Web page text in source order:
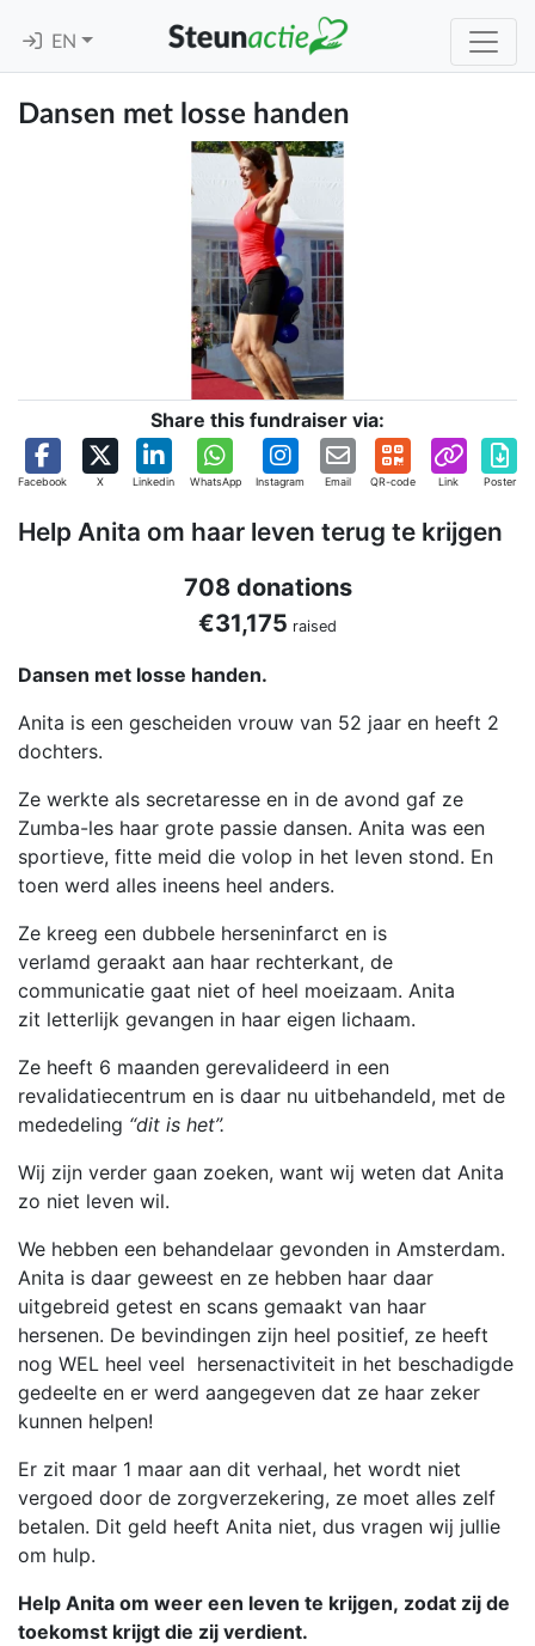
EN
Dansen met losse handen
Share this fundraiser via:
Facebook X Linkedin WhatsApp Instagram Email QR-code Link Poster
Help Anita om haar leven terug te krijgen
708 donations
€31,175 raised
Dansen met losse handen.
Anita is een gescheiden vrouw van 52 jaar en heeft 2
dochters.
Ze werkte als secretaresse en in de avond gaf ze
Zumba-les haar grote passie dansen. Anita was een
sportieve, fitte meid die volop in het leven stond. En
toen werd alles ineens heel anders.
Ze kreeg een dubbele herseninfarct en is
verlamd geraakt aan haar rechterkant, de
communicatie gaat niet of heel moeizaam. Anita
zit letterlijk gevangen in haar eigen lichaam.
Ze heeft 6 maanden gerevalideerd in een
revalidatiecentrum en is daar nu uitbehandeld, met de
mededeling “dit is het”.
Wij zijn verder gaan zoeken, want wij weten dat Anita
zo niet leven wil.
We hebben een behandelaar gevonden in Amsterdam.
Anita is daar geweest en ze hebben haar daar
uitgebreid getest en scans gemaakt van haar
hersenen. De bevindingen zijn heel positief, ze heeft
nog WEL heel veel hersenactiviteit in het beschadigde
gedeelte en er werd aangegeven dat ze haar zeker
kunnen helpen!
Er zit maar 1 maar aan dit verhaal, het wordt niet
vergoed door de zorgverzekering, ze moet alles zelf
betalen. Dit geld heeft Anita niet, dus vragen wij jullie
om hulp.
Help Anita om weer een leven te krijgen, zodat zij de
toekomst krijgt die zij verdient.